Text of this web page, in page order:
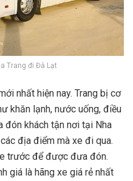
Trang đi Đà Lạt
nhất hiện nay. Trang bị cơ
khăn lạnh, nước uống, điều
đón khách tận nơi tại Nha
địa điểm mà xe đi qua.
trước để được đưa đón.
giá là hãng xe giá rẻ nhất